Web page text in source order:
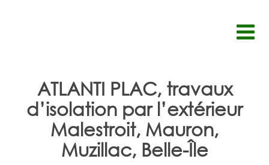
ATLANTI PLAC, travaux
d’isolation par l’extérieur
Malestroit, Mauron,
Muzillac, Belle-Île